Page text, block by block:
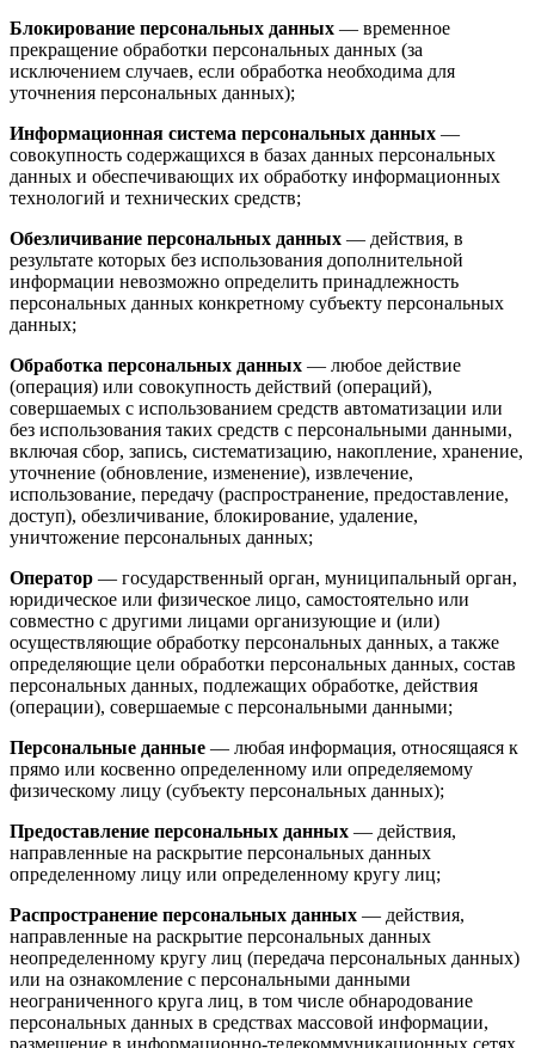
Блокирование персональных данных — временное
прекращение обработки персональных данных (за
исключением случаев, если обработка необходима для
уточнения персональных данных);
Информационная система персональных данных —
совокупность содержащихся в базах данных персональных
данных и обеспечивающих их обработку информационных
технологий и технических средств;
Обезличивание персональных данных — действия, в
результате которых без использования дополнительной
информации невозможно определить принадлежность
персональных данных конкретному субъекту персональных
данных;
Обработка персональных данных — любое действие
(операция) или совокупность действий (операций),
совершаемых с использованием средств автоматизации или
без использования таких средств с персональными данными,
включая сбор, запись, систематизацию, накопление, хранение,
уточнение (обновление, изменение), извлечение,
использование, передачу (распространение, предоставление,
доступ), обезличивание, блокирование, удаление,
уничтожение персональных данных;
Оператор — государственный орган, муниципальный орган,
юридическое или физическое лицо, самостоятельно или
совместно с другими лицами организующие и (или)
осуществляющие обработку персональных данных, а также
определяющие цели обработки персональных данных, состав
персональных данных, подлежащих обработке, действия
(операции), совершаемые с персональными данными;
Персональные данные — любая информация, относящаяся к
прямо или косвенно определенному или определяемому
физическому лицу (субъекту персональных данных);
Предоставление персональных данных — действия,
направленные на раскрытие персональных данных
определенному лицу или определенному кругу лиц;
Распространение персональных данных — действия,
направленные на раскрытие персональных данных
неопределенному кругу лиц (передача персональных данных)
или на ознакомление с персональными данными
неограниченного круга лиц, в том числе обнародование
персональных данных в средствах массовой информации,
размещение в информационно-телекоммуникационных сетях